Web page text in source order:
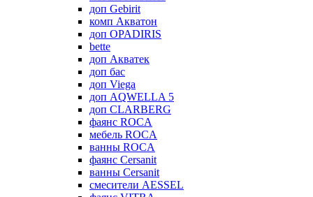
доп Gebirit
комп Акватон
доп OPADIRIS
bette
доп Акватек
доп бас
доп Viega
доп AQWELLA 5
доп CLARBERG
фаянс ROCA
мебель ROCA
ванны ROCA
фаянс Cersanit
ванны Cersanit
смесители AESSEL